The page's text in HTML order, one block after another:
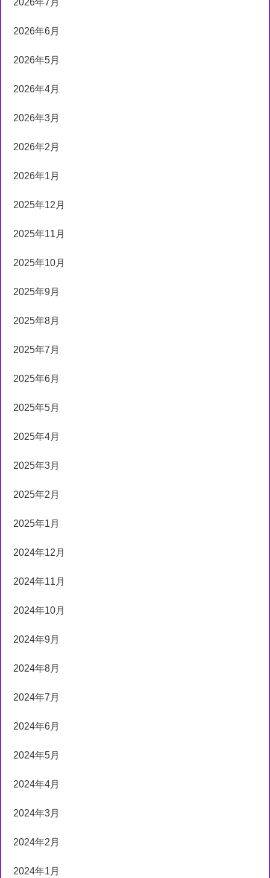
2026年6月
2026年5月
2026年4月
2026年3月
2026年2月
2026年1月
2025年12月
2025年11月
2025年10月
2025年9月
2025年8月
2025年7月
2025年6月
2025年5月
2025年4月
2025年3月
2025年2月
2025年1月
2024年12月
2024年11月
2024年10月
2024年9月
2024年8月
2024年7月
2024年6月
2024年5月
2024年4月
2024年3月
2024年2月
2024年1月